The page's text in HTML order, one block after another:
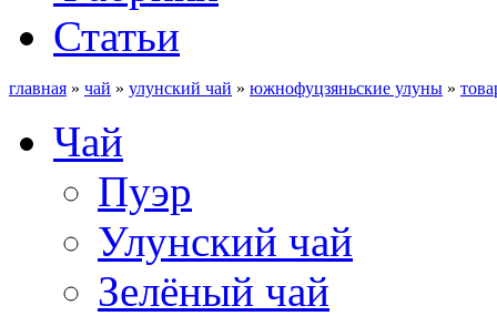
Статьи
главная » чай » улунский чай » южнофуцзяньские улуны »
Чай
Пуэр
Улунский чай
Зелёный чай